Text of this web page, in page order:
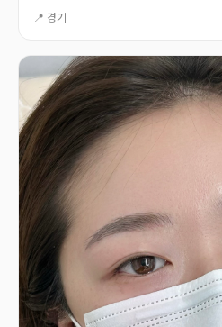
📍 경기